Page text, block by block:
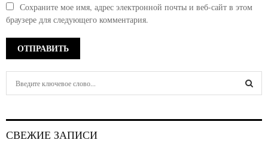
Сохраните мое имя, адрес электронной почты и веб-сайт в этом
браузере для следующего комментария.
h
СВЕЖИЕ ЗАПИСИ